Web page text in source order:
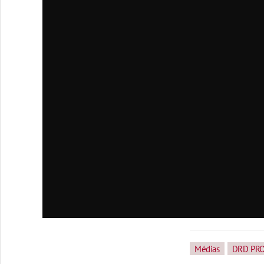
Médias DRD